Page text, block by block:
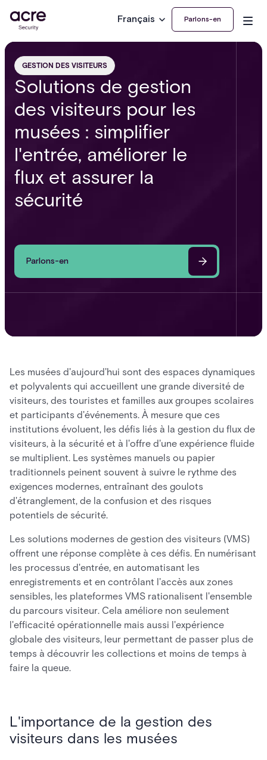
Français Parlons-en
GESTION DES VISITEURS
Solutions de gestion
des visiteurs pour les
musées : simplifier
l'entrée, améliorer le
flux et assurer la
sécurité
Parlons-en
Les musées d'aujourd'hui sont des espaces dynamiques
et polyvalents qui accueillent une grande diversité de
visiteurs, des touristes et familles aux groupes scolaires
et participants d'événements. À mesure que ces
institutions évoluent, les défis liés à la gestion du flux de
visiteurs, à la sécurité et à l'offre d'une expérience fluide
se multiplient. Les systèmes manuels ou papier
traditionnels peinent souvent à suivre le rythme des
exigences modernes, entraînant des goulots
d'étranglement, de la confusion et des risques
potentiels de sécurité.
Les solutions modernes de gestion des visiteurs (VMS)
offrent une réponse complète à ces défis. En numérisant
les processus d'entrée, en automatisant les
enregistrements et en contrôlant l'accès aux zones
sensibles, les plateformes VMS rationalisent l'ensemble
du parcours visiteur. Cela améliore non seulement
l'efficacité opérationnelle mais aussi l'expérience
globale des visiteurs, leur permettant de passer plus de
temps à découvrir les collections et moins de temps à
faire la queue.
L'importance de la gestion des
visiteurs dans les musées